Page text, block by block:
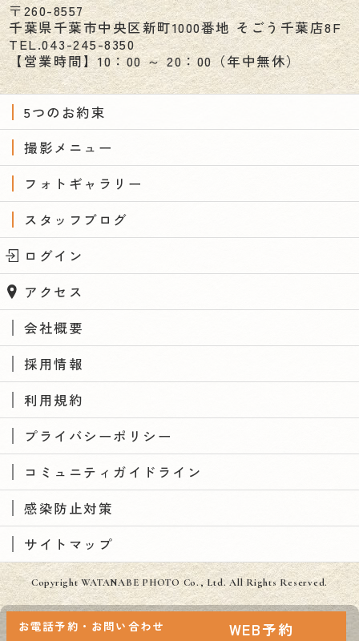
お電話予約・お問い合わせ
WEB予約
5つのお約束
撮影メニュー
フォトギャラリー
スタッフブログ
ログイン
アクセス
会社概要
採用情報
利用規約
プライバシーポリシー
コミュニティガイドライン
感染防止対策
サイトマップ
〒260-8557
千葉県千葉市中央区新町1000番地 そごう千葉店8F
TEL.043-245-8350
【営業時間】10：00 ～ 20：00（年中無休）
Copyright WATANABE PHOTO Co., Ltd. All Rights Reserved.